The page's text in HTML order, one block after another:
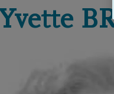
Yvette